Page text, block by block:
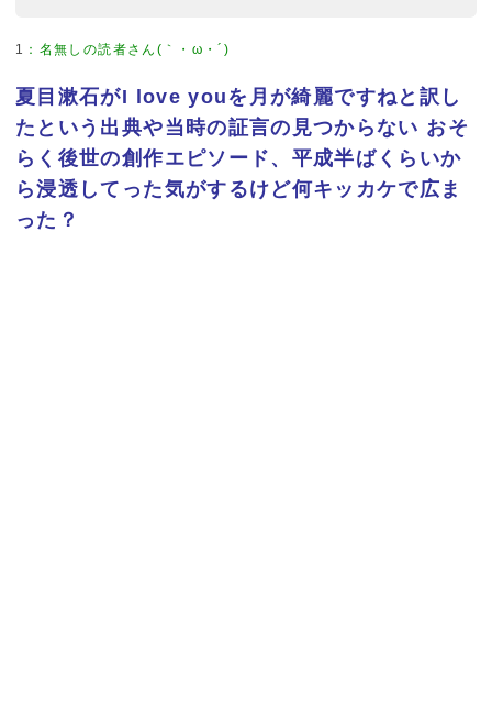
1 ： 名無しの読者さん(｀・ω・´)
夏目漱石がI love youを月が綺麗ですねと訳し
たという出典や当時の証言の見つからない おそ
らく後世の創作エピソード、平成半ばくらいか
ら浸透してった気がするけど何キッカケで広ま
った？